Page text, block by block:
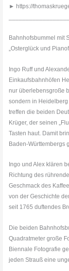
► https://
Bahnhofsbummel mit
„Osterglück und
Ingo Ruff und
Einkaufsbahnhöfen
nur überlebensgroße
sondern in
treffen die beiden
Krüger, der seinen
Tasten haut. Damit
Baden-Württembergs
Ingo und Alex klären
Richtung des
Geschmack des
von der Geschichte
seit 1765 duftendes
Die beiden
Quadratmeter große
Biennale Fotografie
jeden Strauß eine